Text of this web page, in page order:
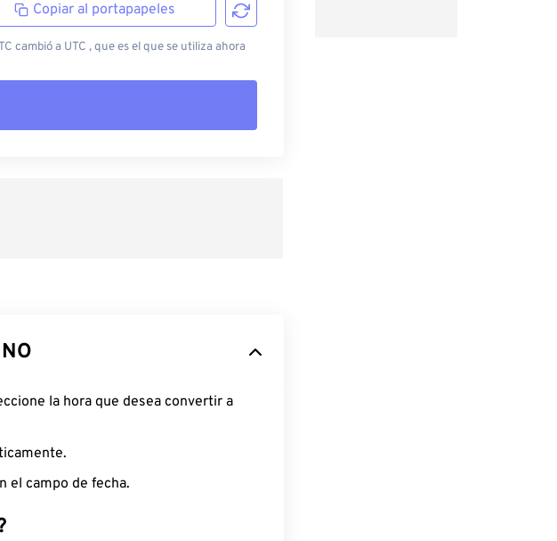
Copiar al portapapeles
cambió a UTC , que es el que se utiliza ahora
la hora que desea convertir a
el campo de fecha.